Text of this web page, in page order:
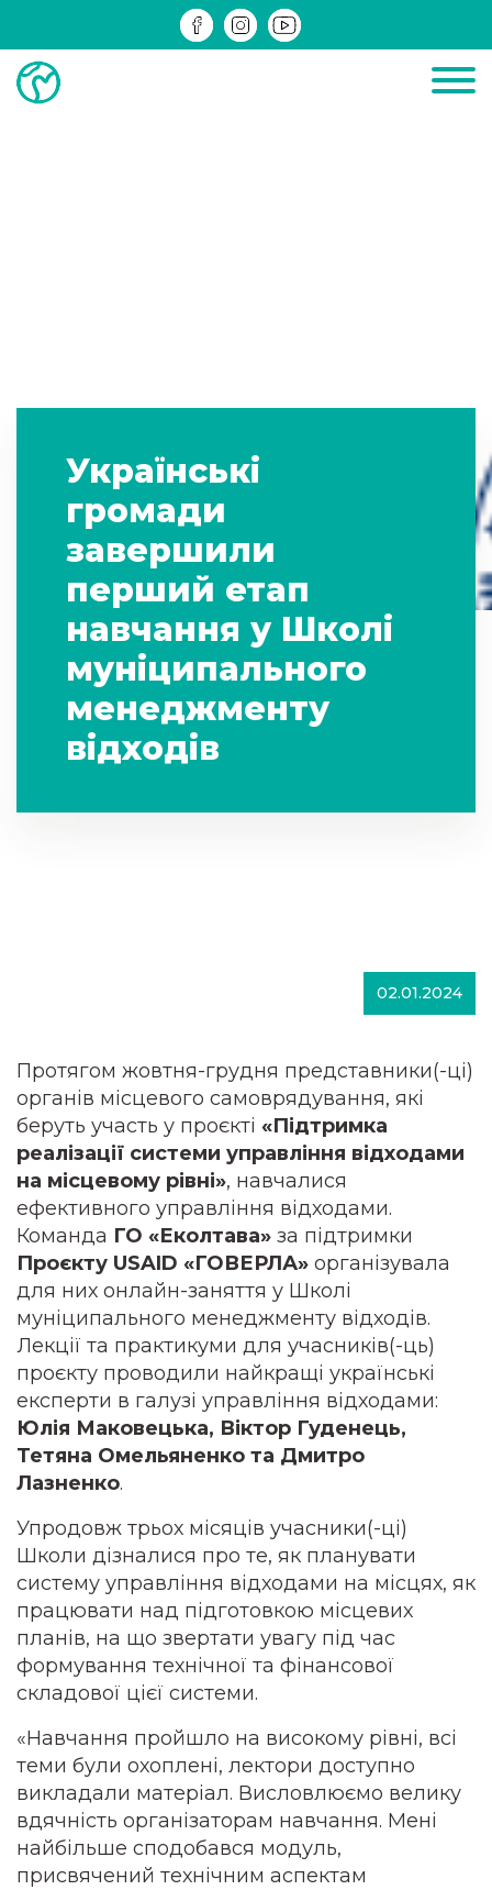
ДІЮЧІ
Українські
громади
завершили
перший етап
навчання у Школі
муніципального
менеджменту
відходів
02.01.2024
Протягом жовтня-грудня представники(-ці)
органів місцевого самоврядування, які
беруть участь у проєкті «Підтримка
реалізації системи управління відходами
на місцевому рівні», навчалися
ефективного управління відходами.
Команда ГО «Еколтава» за підтримки
Проєкту USAID «ГОВЕРЛА» організувала
для них онлайн-заняття у Школі
муніципального менеджменту відходів.
Лекції та практикуми для учасників(-ць)
проєкту проводили найкращі українські
експерти в галузі управління відходами:
Юлія Маковецька, Віктор Гуденець,
Тетяна Омельяненко та Дмитро
Лазненко.
Упродовж трьох місяців учасники(-ці)
Школи дізналися про те, як планувати
систему управління відходами на місцях, як
працювати над підготовкою місцевих
планів, на що звертати увагу під час
формування технічної та фінансової
складової цієї системи.
«Навчання пройшло на високому рівні, всі
теми були охоплені, лектори доступно
викладали матеріал. Висловлюємо велику
вдячність організаторам навчання. Мені
найбільше сподобався модуль,
присвячений технічним аспектам